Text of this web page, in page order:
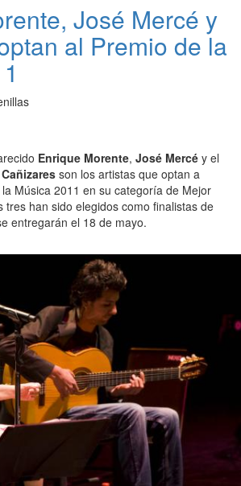
José Mercé y
al Premio de la
Enrique Morente, José Mercé y el
son los artistas que optan a
Música 2011 en su categoría de Mejor
tres han sido elegidos como finalistas de
entregarán el 18 de mayo.